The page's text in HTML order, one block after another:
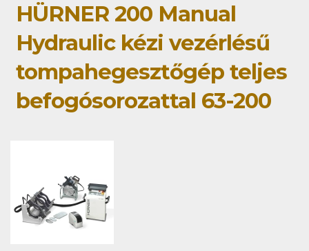
HÜRNER 200 Manual
Hydraulic kézi vezérlésű
tompahegesztőgép teljes
befogósorozattal 63-200